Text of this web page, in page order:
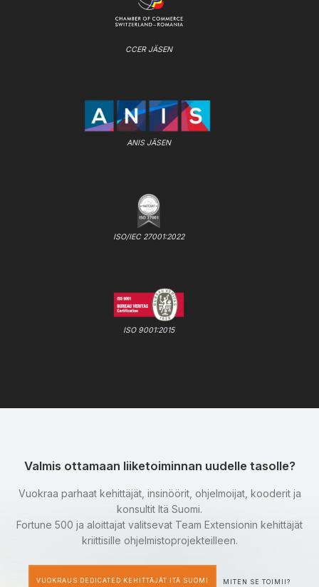
CCER JÄSEN
ANIS JÄSEN
ISO/IEC 27001:2022
ISO 9001:2015
Valmis ottamaan liiketoiminnan uudelle tasolle?
Vuokraa parhaat kehittäjät, insinöörit, ohjelmoijat, kooderit ja
konsultit Itä Suomi.
Fortune 500 ja aloittajat valitsevat Team Extensionin kehittäjät
kriittisille ohjelmistoprojekteilleen.
VUOKRAUS DEDICATED KEHITTÄJÄT ITÄ SUOMI MITEN SE TOIMII?